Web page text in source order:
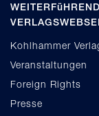
Kohlhammer
Veranstaltungen
Foreign Rights
Presse